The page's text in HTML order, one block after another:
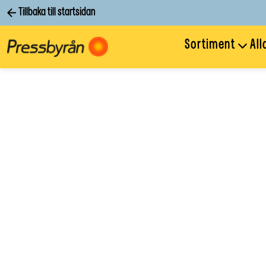
Tillbaka till startsidan
Sortiment